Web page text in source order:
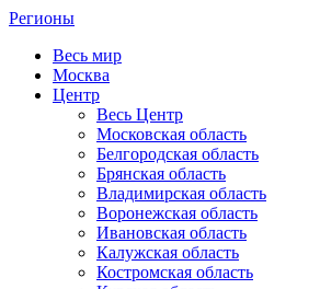
Регионы
Весь мир
Москва
Центр
Весь Центр
Московская область
Белгородская область
Брянская область
Владимирская область
Воронежская область
Ивановская область
Калужская область
Костромская область